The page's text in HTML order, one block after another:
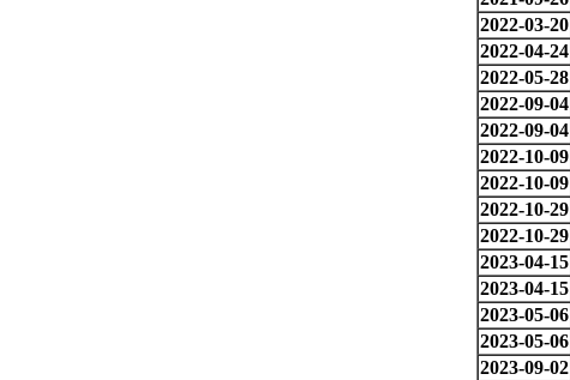
2022-03-20
2022-04-24
2022-05-28
2022-09-04
2022-09-04
2022-10-09
2022-10-09
2022-10-29
2022-10-29
2023-04-15
2023-04-15
2023-05-06
2023-05-06
2023-09-02